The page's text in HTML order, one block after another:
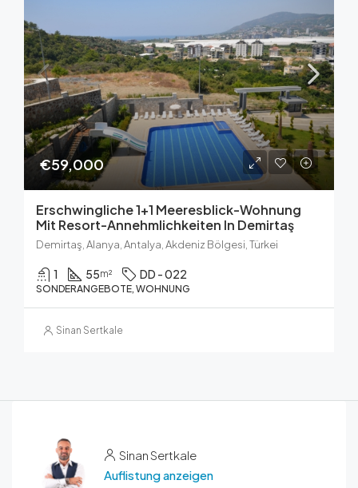
€59,000
Erschwingliche 1+1 Meeresblick-Wohnung
Mit Resort-Annehmlichkeiten In Demirtaş
Demirtaş, Alanya, Antalya, Akdeniz Bölgesi, Türkei
1 55m² DD - 022
SONDERANGEBOTE, WOHNUNG
Sinan Sertkale
Sinan Sertkale
Auflistung anzeigen